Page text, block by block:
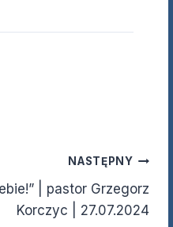
NASTĘPNY
| pastor Grzegorz
Korczyc | 27.07.2024